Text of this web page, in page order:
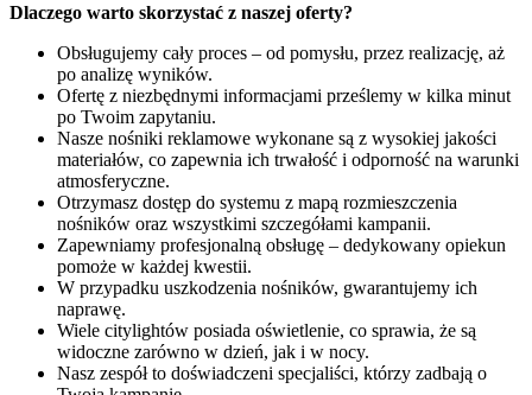
Dlaczego warto skorzystać z naszej oferty?
Obsługujemy cały proces – od pomysłu, przez realizację, aż
po analizę wyników.
Ofertę z niezbędnymi informacjami prześlemy w kilka minut
po Twoim zapytaniu.
Nasze nośniki reklamowe wykonane są z wysokiej jakości
materiałów, co zapewnia ich trwałość i odporność na warunki
atmosferyczne.
Otrzymasz dostęp do systemu z mapą rozmieszczenia
nośników oraz wszystkimi szczegółami kampanii.
Zapewniamy profesjonalną obsługę – dedykowany opiekun
pomoże w każdej kwestii.
W przypadku uszkodzenia nośników, gwarantujemy ich
naprawę.
Wiele citylightów posiada oświetlenie, co sprawia, że są
widoczne zarówno w dzień, jak i w nocy.
Nasz zespół to doświadczeni specjaliści, którzy zadbają o